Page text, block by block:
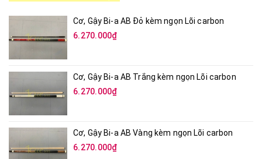
Cơ, Gậy Bi-a AB Đỏ kèm ngọn Lõi carbon
6.270.000₫
Cơ, Gậy Bi-a AB Trắng kèm ngọn Lõi carbon
6.270.000₫
Cơ, Gậy Bi-a AB Vàng kèm ngọn Lõi carbon
6.270.000₫